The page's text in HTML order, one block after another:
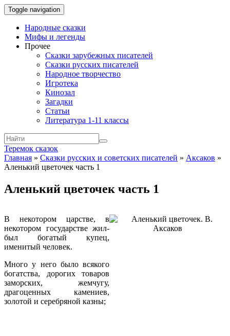
Toggle navigation
Народные сказки
Мифы и легенды
Прочее
Сказки зарубежных писателей
Сказки русских писателей
Народное творчество
Игротека
Кинозал
Загадки
Статьи
Литература 1-11 классы
Теремок сказок
Главная » Сказки русских и советских писателей » Аксаков »
Аленький цветочек часть 1
Аленький цветочек часть 1
В некотором царстве, в
некотором государстве жил-
был богатый купец,
именитый человек.
Много у него было всякого
богатства, дорогих товаров
заморских, жемчугу,
драгоценных камениев,
золотой и серебряной казны;